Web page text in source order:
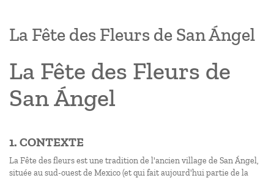
La Fête des Fleurs de San Ángel
La Fête des Fleurs de
San Ángel
1. CONTEXTE
La Fête des fleurs est une tradition de l'ancien village de San Ángel,
située au sud-ouest de Mexico (et qui fait aujourd'hui partie de la